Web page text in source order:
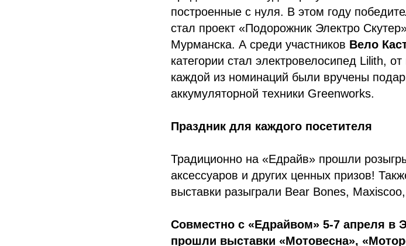
построенные с нуля. В этом году
стал проект «Подорожник Электро
Мурманска. А среди участников Вело
категории стал электровелосипед Lilith,
каждой из номинаций были вручены
аккумуляторной техники Greenworks.
Праздник для каждого посетителя
Традиционно на «Едрайв» прошли
аксессуаров и других ценных призов!
выставки разыграли Bear Bones,
Совместно с «Едрайвом» 5-7 апреля в
прошли выставки «Мотовесна»,